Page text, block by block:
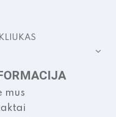
mus